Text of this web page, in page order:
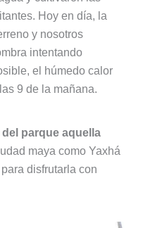
Hoy en día, la
y nosotros
intentando
el húmedo calor
9 de la mañana.
parque aquella
maya como Yaxhá
disfrutarla con